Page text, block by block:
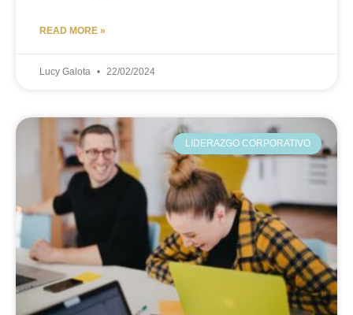
READ MORE »
Lucy Galota 22/02/2024
LIDERAZGO CORPORATIVO